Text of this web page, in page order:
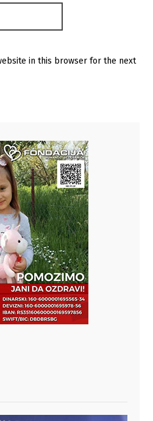
in this browser for the next